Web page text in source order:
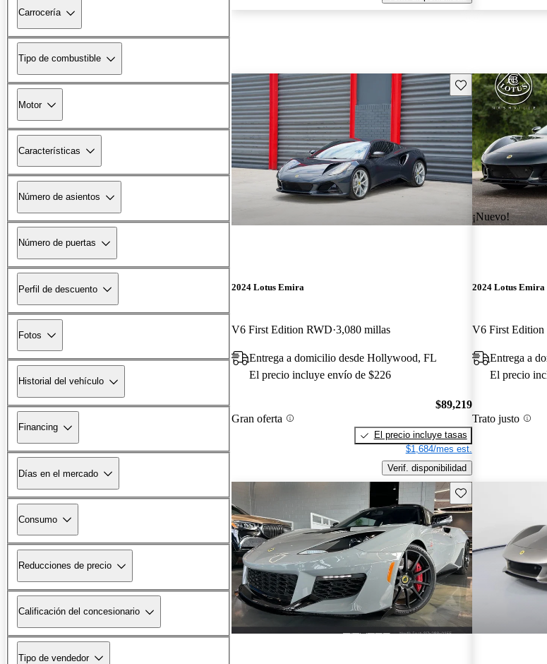
Carrocería
Tipo de combustible
Motor
Características
Número de asientos
Número de puertas
Perfil de descuento
Fotos
Historial del vehículo
Financing
Días en el mercado
Consumo
Reducciones de precio
Calificación del concesionario
Tipo de vendedor
Guarda este Aviso
2024 Lotus Emira
V6 First Edition RWD 3,080 millas
Entrega a domicilio desde Hollywood, FL
El precio incluye envío de $226
Gran oferta
$89,219
El precio incluye tasas
$1,684/mes est.
Verif. disponibilidad
¡Nuevo!
2024 Lotus Emira
V6 First Edition
Entrega a
El precio
Trato justo
Guarda este Aviso